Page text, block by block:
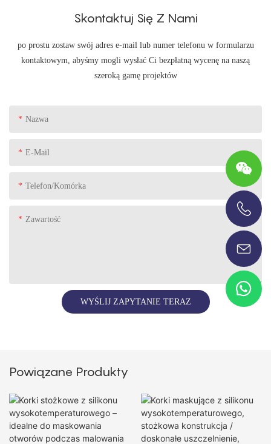
Skontaktuj Się Z Nami
po prostu zostaw swój adres e-mail lub numer telefonu w formularzu
kontaktowym, abyśmy mogli wysłać Ci bezpłatną wycenę na naszą
szeroką gamę projektów
Nazwa
E-Mail
Telefon/komórka
Zawartość
WYŚLIJ ZAPYTANIE TERAZ
Powiązane Produkty